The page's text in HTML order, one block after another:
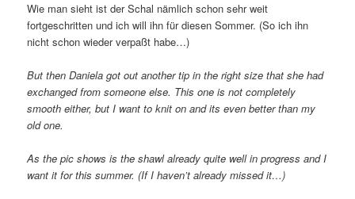
Wie man sieht ist der Schal nämlich schon sehr weit
fortgeschritten und ich will ihn für diesen Sommer. (So ich ihn
nicht schon wieder verpaßt habe…)
But then Daniela got out another tip in the right size that she had
exchanged from someone else. This one is not completely
smooth either, but I want to knit on and its even better than my
old one.
As the pic shows is the shawl already quite well in progress and I
want it for this summer. (If I haven’t already missed it…)